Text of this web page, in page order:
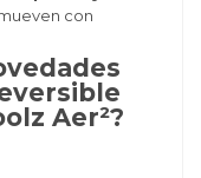
con
Aer²?